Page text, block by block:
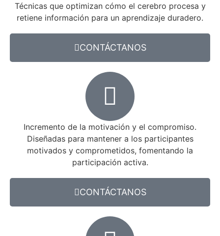
Técnicas que optimizan cómo el cerebro procesa y
retiene información para un aprendizaje duradero.
CONTÁCTANOS
Incremento de la motivación y el compromiso.
Diseñadas para mantener a los participantes
motivados y comprometidos, fomentando la
participación activa.
CONTÁCTANOS